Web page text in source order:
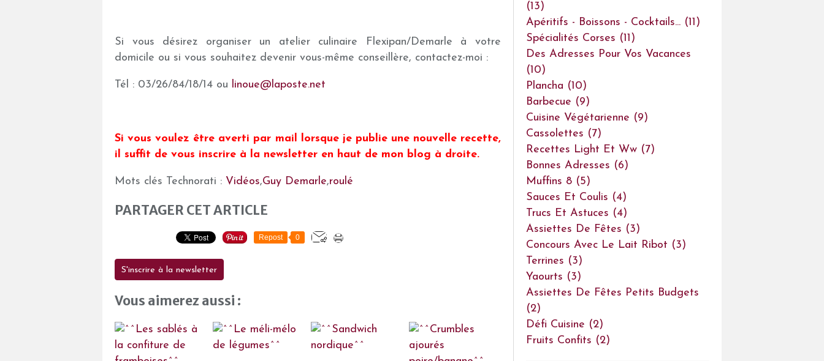
Si vous désirez organiser un atelier culinaire Flexipan/Demarle à votre
domicile ou si vous souhaitez devenir vous-même conseillère, contactez-moi :
Tél : 03/26/84/18/14 ou linoue@laposte.net
Si vous voulez être averti par mail lorsque je publie une nouvelle recette,
il suffit de vous inscrire à la newsletter en haut de mon blog à droite.
Mots clés Technorati : Vidéos,Guy Demarle,roulé
PARTAGER CET ARTICLE
Repost 0
S'inscrire à la newsletter
Vous aimerez aussi :
(13)
Apéritifs - Boissons - Cocktails... (11)
Spécialités Corses (11)
Des Adresses Pour Vos Vacances
(10)
Plancha (10)
Barbecue (9)
Cuisine Végétarienne (9)
Cassolettes (7)
Recettes Light Et Ww (7)
Bonnes Adresses (6)
Muffins 8 (5)
Sauces Et Coulis (4)
Trucs Et Astuces (4)
Assiettes De Fêtes (3)
Concours Avec Le Lait Ribot (3)
Terrines (3)
Yaourts (3)
Assiettes De Fêtes Petits Budgets
(2)
Défi Cuisine (2)
Fruits Confits (2)